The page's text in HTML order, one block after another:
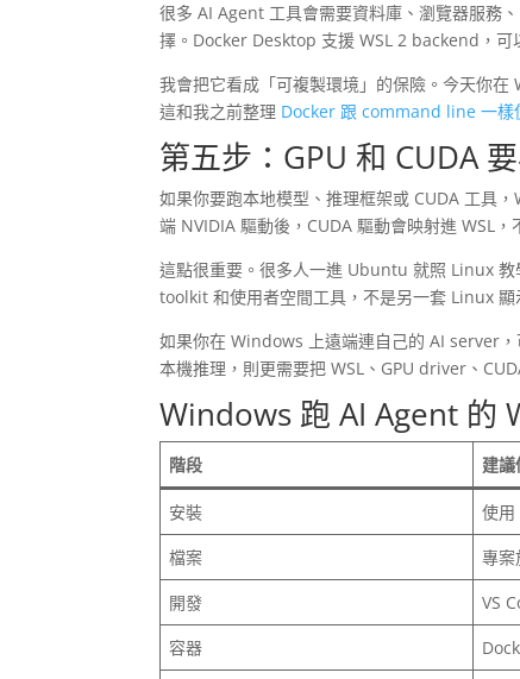
很多 AI Agent 工具會需要資料庫、瀏覽器服務
擇。Docker Desktop 支援 WSL 2 backend，
我會把它看成「可複製環境」的保險。今天你
這和我之前整理 Docker 跟 command line 一樣
第五步：GPU 和 CUDA
如果你要跑本地模型、推理框架或 CUDA 工具
端 NVIDIA 驅動後，CUDA 驅動會映射進 WSL
這點很重要。很多人一進 Ubuntu 就照 Linux
toolkit 和使用者空間工具，不是另一套 Linux 顯
如果你在 Windows 上遠端連自己的 AI server
本機推理，則更需要把 WSL、GPU driver、
Windows 跑 AI Agent 的
階段 建議
安裝 使
檔案
專
開發
VS
容器